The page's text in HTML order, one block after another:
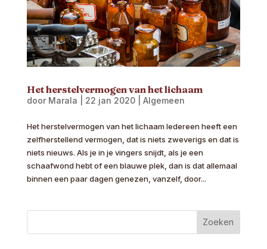
Het herstelvermogen van het lichaam
door Marala 22 jan 2020| Algemeen
Het herstelvermogen van het lichaam Iedereen heeft een
zelfherstellend vermogen, dat is niets zweverigs en dat is
niets nieuws. Als je in je vingers snijdt, als je een
schaafwond hebt of een blauwe plek, dan is dat allemaal
binnen een paar dagen genezen, vanzelf, door...